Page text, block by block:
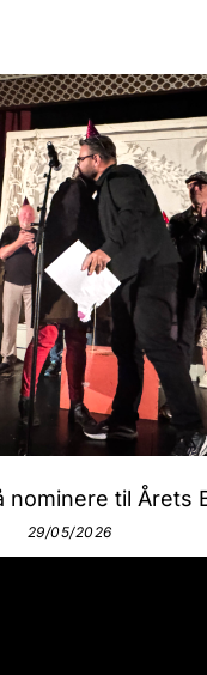
nominere til Årets
29/05/2026